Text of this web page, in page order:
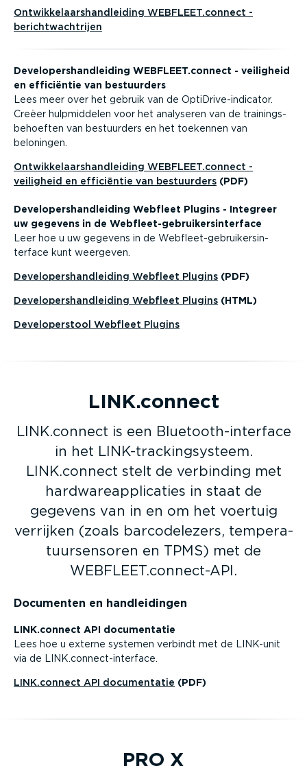
Ontwik­ke­laars­hand­leiding WEBFLEET.connect -
bericht­wacht­rijen
Devel­o­pers­hand­leiding WEBFLEET.connect - veiligheid
en efficiëntie van bestuurders
Lees meer over het gebruik van de OptiDri­ve-in­di­cator.
Creëer hulpmid­delen voor het analyseren van de trainings­
be­hoeften van bestuurders en het toekennen van
beloningen.
Ontwik­ke­laars­hand­leiding WEBFLEET.connect -
veiligheid en efficiëntie van bestuurders (PDF)
Devel­o­pers­hand­leiding Webfleet Plugins - Integreer
uw gegevens in de Webfleet-gebrui­kers­in­terface
Leer hoe u uw gegevens in de Webfleet-­ge­brui­kers­in­
terface kunt weergeven.
Devel­o­pers­hand­leiding Webfleet Plugins (PDF)
Devel­o­pers­hand­leiding Webfleet Plugins (HTML)
Devel­o­per­stool Webfleet Plugins
LINK.connect
LINK.connect is een Bluetoot­h-in­terface
in het LINK-trac­king­systeem.
LINK.connect stelt de verbinding met
hardw­are­ap­pli­caties in staat de
gegevens van in en om het voertuig
verrijken (zoals barco­de­lezers, tempe­ra­
tuur­sen­soren en TPMS) met de
WEBFLEET.connect-API.
Documenten en handlei­dingen
LINK.connect API documen­tatie
Lees hoe u externe systemen verbindt met de LINK-unit
via de LINK.connec­t-in­terface.
LINK.connect API documen­tatie (PDF)
PRO X